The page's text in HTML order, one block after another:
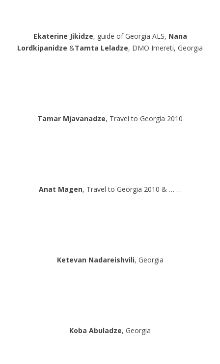
Ekaterine Jikidze, guide of Georgia ALS, Nana
Lordkipanidze &Tamta Leladze, DMO Imereti, Georgia
Tamar Mjavanadze, Travel to Georgia 2010
Anat Magen, Travel to Georgia 2010 & … …
Ketevan Nadareishvili, Georgia
Koba Abuladze, Georgia